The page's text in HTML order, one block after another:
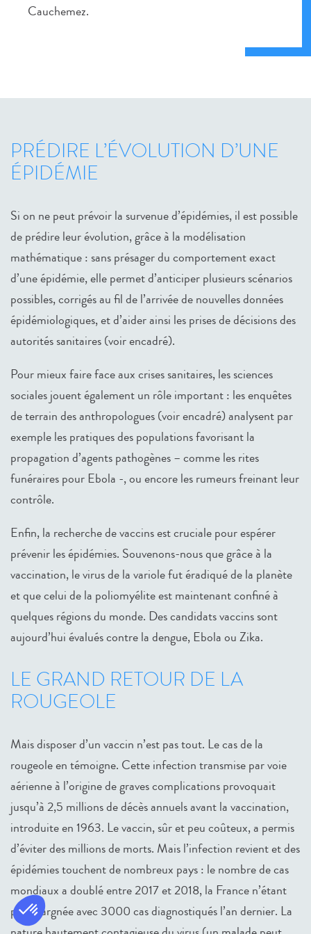
Cauchemez.
PRÉDIRE L’ÉVOLUTION D’UNE
ÉPIDÉMIE
Si on ne peut prévoir la survenue d’épidémies, il est possible
de prédire leur évolution, grâce à la modélisation
mathématique : sans présager du comportement exact
d’une épidémie, elle permet d’anticiper plusieurs scénarios
possibles, corrigés au fil de l’arrivée de nouvelles données
épidémiologiques, et d’aider ainsi les prises de décisions des
autorités sanitaires (voir encadré).
Pour mieux faire face aux crises sanitaires, les sciences
sociales jouent également un rôle important : les enquêtes
de terrain des anthropologues (voir encadré) analysent par
exemple les pratiques des populations favorisant la
propagation d’agents pathogènes – comme les rites
funéraires pour Ebola -, ou encore les rumeurs freinant leur
contrôle.
Enfin, la recherche de vaccins est cruciale pour espérer
prévenir les épidémies. Souvenons-nous que grâce à la
vaccination, le virus de la variole fut éradiqué de la planète
et que celui de la poliomyélite est maintenant confiné à
quelques régions du monde. Des candidats vaccins sont
aujourd’hui évalués contre la dengue, Ebola ou Zika.
LE GRAND RETOUR DE LA
ROUGEOLE
Mais disposer d’un vaccin n’est pas tout. Le cas de la
rougeole en témoigne. Cette infection transmise par voie
aérienne à l’origine de graves complications provoquait
jusqu’à 2,5 millions de décès annuels avant la vaccination,
introduite en 1963. Le vaccin, sûr et peu coûteux, a permis
d’éviter des millions de morts. Mais l’infection revient et des
épidémies touchent de nombreux pays : le nombre de cas
mondiaux a doublé entre 2017 et 2018, la France n’étant
pas épargnée avec 3000 cas diagnostiqués l’an dernier. La